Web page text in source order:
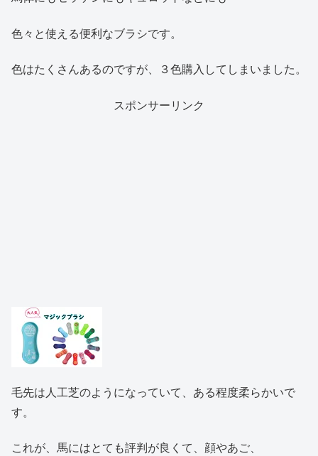
色々と使える便利なブラシです。
色はたくさんあるのですが、３色購入してしまいました。
スポンサーリンク
毛先は人工芝のようになっていて、ある程度柔らかいで
す。
これが、馬にはとても評判が良くて、顔やあご、